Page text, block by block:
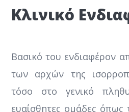
Κλινικό
Βασικό του ενδιαφέρον
των αρχών της
τόσο στο γενικό
ευαίσθητες ομάδες όπως